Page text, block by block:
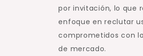
por invitación, lo que
enfoque en reclutar
comprometidos con
de mercado.